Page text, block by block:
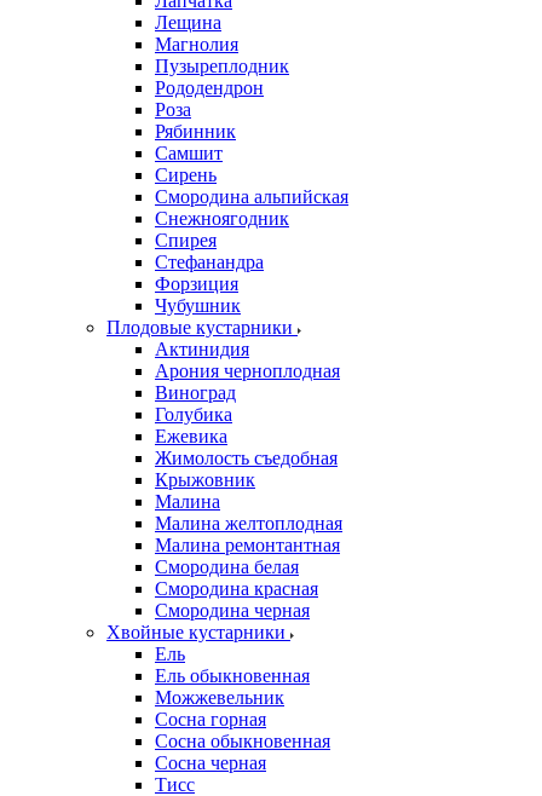
Лещина
Магнолия
Пузыреплодник
Рододендрон
Роза
Рябинник
Самшит
Сирень
Смородина альпийская
Снежноягодник
Спирея
Стефанандра
Форзиция
Чубушник
Плодовые кустарники
Актинидия
Арония черноплодная
Виноград
Голубика
Ежевика
Жимолость съедобная
Крыжовник
Малина
Малина желтоплодная
Малина ремонтантная
Смородина белая
Смородина красная
Смородина черная
Хвойные кустарники
Ель
Ель обыкновенная
Можжевельник
Сосна горная
Сосна обыкновенная
Сосна черная
Тисс